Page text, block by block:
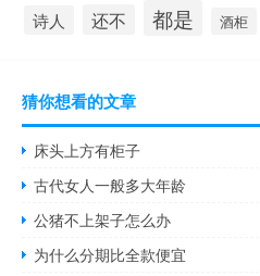
诗人 还不 都是 酒柜
猜你想看的文章
床头上方有柜子
古代女人一般多大年龄
公猪不上架子怎么办
为什么分期比全款便宜